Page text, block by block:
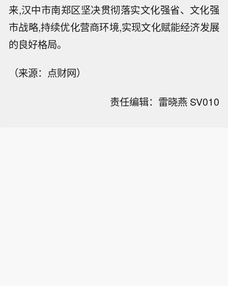
来,汉中市南郑区坚决贯彻落实文化强省、文化强
市战略,持续优化营商环境,实现文化赋能经济发展
的良好格局。
（来源：点财网）
责任编辑：雷晓燕 SV010